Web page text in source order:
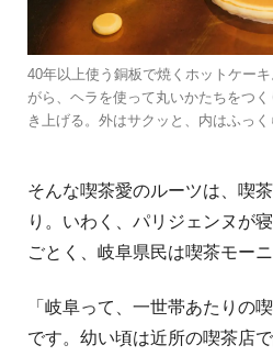
40年以上使う銅板で焼くホットケー
がら、ヘラを使って丸いかたちをつ
き上げる。外はサクッと、内はふっく
そんな喫茶愛のルーツは、喫
り。いわく、パリジェンヌが
ごとく、岐阜県民は喫茶モー
「岐阜って、一世帯あたりの
です。幼い頃は近所の喫茶店